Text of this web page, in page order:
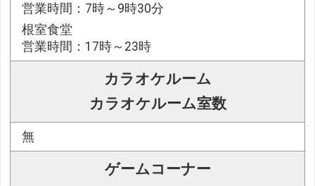
営業時間：7時～9時30分
根室食堂
営業時間：17時～23時
カラオケルーム
カラオケルーム室数
無
ゲームコーナー